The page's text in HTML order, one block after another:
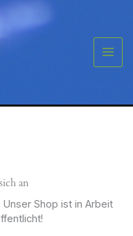
an
Shop ist in Arbeit